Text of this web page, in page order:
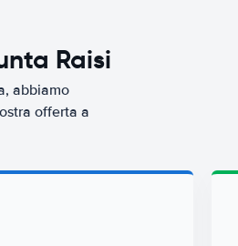
Raisi
abbiamo
offerta a